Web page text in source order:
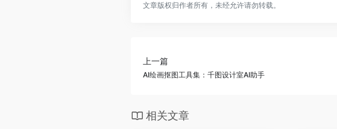
文章版权归作者所有，未经允许请勿转载。
上一篇
AI绘画抠图工具集：千图设计室AI助手
相关文章